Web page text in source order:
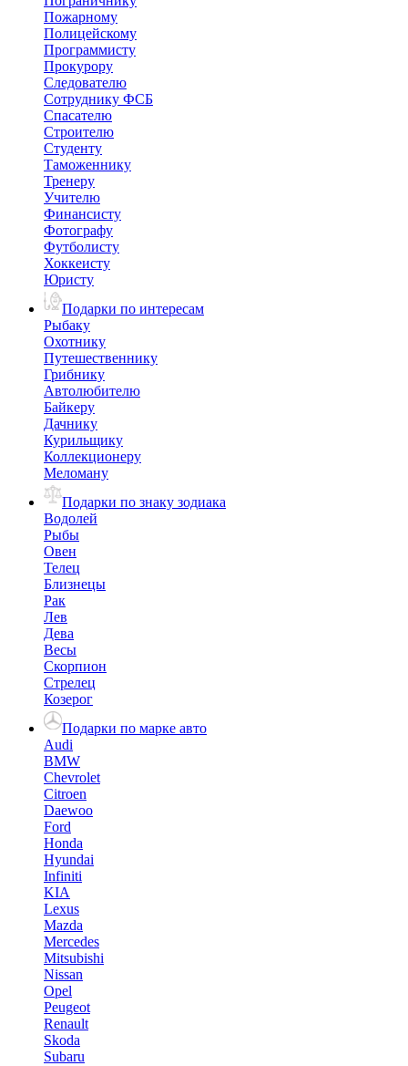
Пожарному
Полицейскому
Программисту
Прокурору
Следователю
Сотруднику ФСБ
Спасателю
Строителю
Студенту
Таможеннику
Тренеру
Учителю
Финансисту
Фотографу
Футболисту
Хоккеисту
Юристу
Подарки по интересам
Рыбаку
Охотнику
Путешественнику
Грибнику
Автолюбителю
Байкеру
Дачнику
Курильщику
Коллекционеру
Меломану
Подарки по знаку зодиака
Водолей
Рыбы
Овен
Телец
Близнецы
Рак
Лев
Дева
Весы
Скорпион
Стрелец
Козерог
Подарки по марке авто
Audi
BMW
Chevrolet
Citroen
Daewoo
Ford
Honda
Hyundai
Infiniti
KIA
Lexus
Mazda
Mercedes
Mitsubishi
Nissan
Opel
Peugeot
Renault
Skoda
Subaru